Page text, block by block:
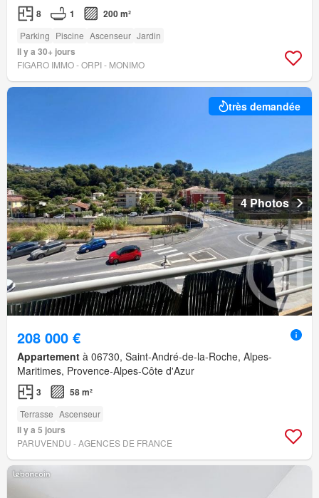
8 1 200 m²
Parking Piscine Ascenseur Jardin
Il y a 30+ jours
FIGARO IMMO - ORPI - MONIMO
très demandée
4 Photos
208 000 €
Appartement à 06730, Saint-André-de-la-Roche, Alpes-
Maritimes, Provence-Alpes-Côte d'Azur
3 58 m²
Terrasse Ascenseur
Il y a 5 jours
PARUVENDU - AGENCES DE FRANCE